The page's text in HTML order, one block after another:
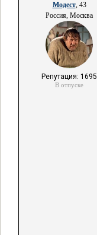
Модест, 43
Россия, Москва
Репутация: 1695
В отпуске